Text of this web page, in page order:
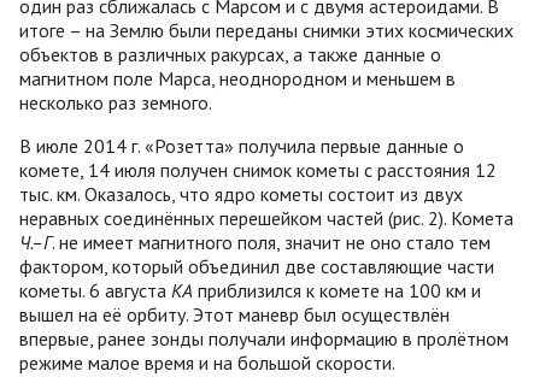
один раз сближалась с Марсом и с двумя астероидами. В
итоге – на Землю были переданы снимки этих космических
объектов в различных ракурсах, а также данные о
магнитном поле Марса, неоднородном и меньшем в
несколько раз земного.
В июле 2014 г. «Розетта» получила первые данные о
комете, 14 июля получен снимок кометы с расстояния 12
тыс. км. Оказалось, что ядро кометы состоит из двух
неравных соединённых перешейком частей (рис. 2). Комета
Ч.–Г. не имеет магнитного поля, значит не оно стало тем
фактором, который объединил две составляющие части
кометы. 6 августа КА приблизился к комете на 100 км и
вышел на её орбиту. Этот маневр был осуществлён
впервые, ранее зонды получали информацию в пролётном
режиме малое время и на большой скорости.